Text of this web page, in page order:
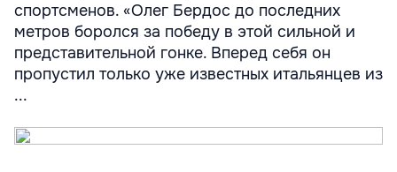
спортсменов. «Олег Бердос до последних
метров боролся за победу в этой сильной и
представительной гонке. Вперед себя он
пропустил только уже известных итальянцев из
...